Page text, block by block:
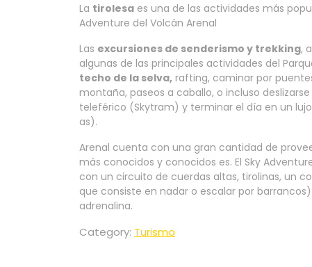
La tirolesa es una de las actividades más
Adventure del Volcán Arenal
Las excursiones de senderismo y trekking,
algunas de las principales actividades del
techo de la selva, rafting, caminar por
montaña, paseos a caballo, o incluso
teleférico (Skytram) y terminar el día en un
as).
Arenal cuenta con una gran cantidad de
más conocidos y conocidos es. El Sky
con un circuito de cuerdas altas, tirolinas, un
que consiste en nadar o escalar por
adrenalina.
Category: Turismo